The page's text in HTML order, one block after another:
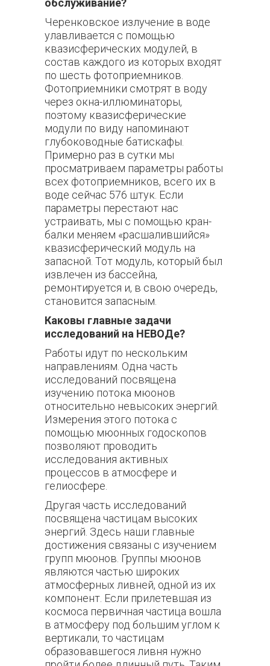
обслуживание?
Черенковское излучение в воде
улавливается с помощью
квазисферических модулей, в
состав каждого из которых входят
по шесть фотоприемников.
Фотоприемники смотрят в воду
через окна-иллюминаторы,
поэтому квазисферические
модули по виду напоминают
глубоководные батискафы.
Примерно раз в сутки мы
просматриваем параметры работы
всех фотоприемников, всего их в
воде сейчас 576 штук. Если
параметры перестают нас
устраивать, мы с помощью кран-
балки меняем «расшалившийся»
квазисферический модуль на
запасной. Тот модуль, который был
извлечен из бассейна,
ремонтируется и, в свою очередь,
становится запасным.
Каковы главные задачи
исследований на НЕВОДе?
Работы идут по нескольким
направлениям. Одна часть
исследований посвящена
изучению потока мюонов
относительно невысоких энергий.
Измерения этого потока с
помощью мюонных годоскопов
позволяют проводить
исследования активных
процессов в атмосфере и
гелиосфере.
Другая часть исследований
посвящена частицам высоких
энергий. Здесь наши главные
достижения связаны с изучением
групп мюонов. Группы мюонов
являются частью широких
атмосферных ливней, одной из их
компонент. Если прилетевшая из
космоса первичная частица вошла
в атмосферу под большим углом к
вертикали, то частицам
образовавшегося ливня нужно